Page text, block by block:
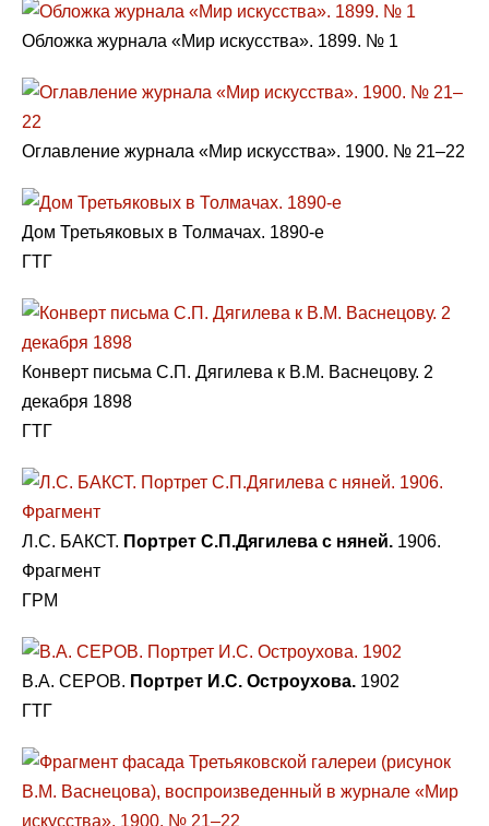
Обложка журнала «Мир искусства». 1899. № 1
Оглавление журнала «Мир искусства». 1900. № 21–22
Дом Третьяковых в Толмачах. 1890-e
ГТГ
Конверт письма С.П. Дягилева к В.М. Васнецову. 2
декабря 1898
ГТГ
Л.С. БАКСТ. Портрет С.П.Дягилева с няней. 1906.
Фрагмент
ГРМ
В.А. СЕРОВ. Портрет И.С. Остроухова. 1902
ГТГ